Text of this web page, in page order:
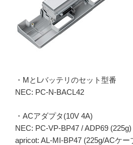
・MとLバッテリのセット型番
NEC: PC-N-BACL42
・ACアダプタ(10V 4A)
NEC: PC-VP-BP47 / ADP69 (225g)
apricot: AL-MI-BP47 (225g/ACケー